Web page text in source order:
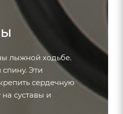
лыжной ходьбе.
Эти
сердечную
суставы и